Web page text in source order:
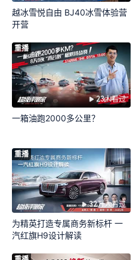
越冰雪悦自由 BJ40冰雪体验营
开营
重播
23人看过
一箱油跑2000多公里？
重播
32万人看过
为精英打造专属商务新标杆 一
汽红旗H9设计解读